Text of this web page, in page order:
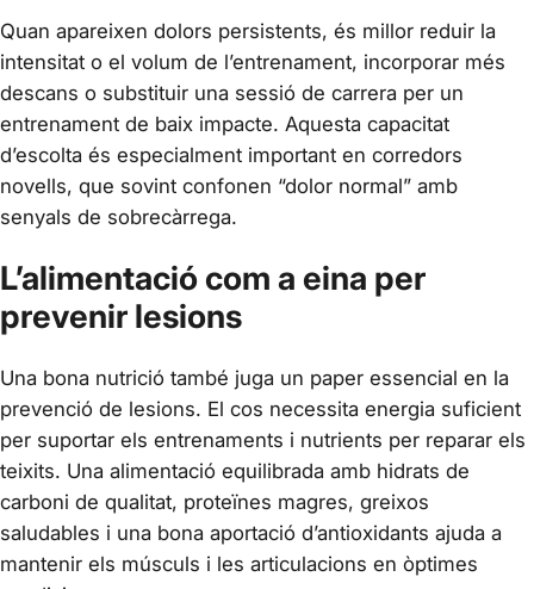
Quan apareixen dolors persistents, és millor reduir la
intensitat o el volum de l’entrenament, incorporar més
descans o substituir una sessió de carrera per un
entrenament de baix impacte. Aquesta capacitat
d’escolta és especialment important en corredors
novells, que sovint confonen “dolor normal” amb
senyals de sobrecàrrega.
L’alimentació com a eina per
prevenir lesions
Una bona nutrició també juga un paper essencial en la
prevenció de lesions. El cos necessita energia suficient
per suportar els entrenaments i nutrients per reparar els
teixits. Una alimentació equilibrada amb hidrats de
carboni de qualitat, proteïnes magres, greixos
saludables i una bona aportació d’antioxidants ajuda a
mantenir els músculs i les articulacions en òptimes